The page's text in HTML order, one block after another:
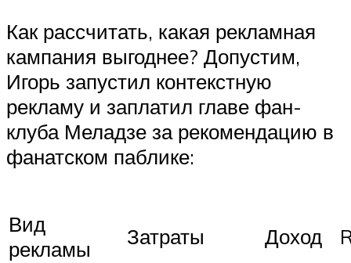
Как рассчитать, какая рекламная
кампания выгоднее? Допустим,
Игорь запустил контекстную
рекламу и заплатил главе фан-
клуба Меладзе за рекомендацию в
фанатском паблике:
Вид
рекламы
Затраты Доход